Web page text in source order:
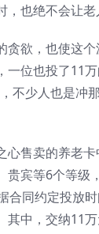
也绝不会让老
贪欲，也使这
一位也投了11
不少人也是冲
心售卖的养老
贵宾等6个等级
合同约定投放
其中，交纳11